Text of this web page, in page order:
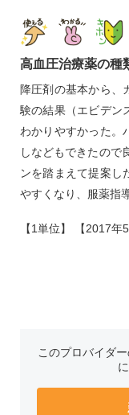
高血圧治療薬の種
降圧剤の基本から、
験の結果（エビデン
わかりやすかった。
しなどもできたので
ンを踏まえて提案し
やすくなり、服薬指
【1単位】 【2017年5
このプロバイダ